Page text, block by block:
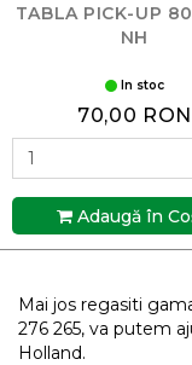
TABLA PICK-UP
NH
In stoc
70,00 RON
Adaugă în
Mai jos regasiti
276 265, va putem
Holland.